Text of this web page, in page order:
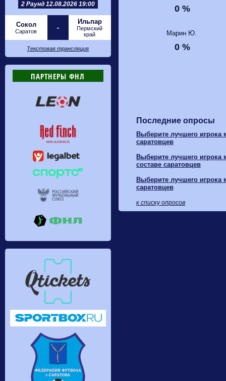
2 Раунд 12.08.2026 19:00
Сокол
Саратов -
Ильпар
Пермский
край
Текстовая трансляция
ПАРТНЕРЫ ФНЛ
0 %
Марин Ю.
0 %
Последние опросы
Выберите лучшего игрока
саратовцев
Выберите лучшего
составе саратовцев
Выберите лучшего игрока
саратовцев
к списку опросов